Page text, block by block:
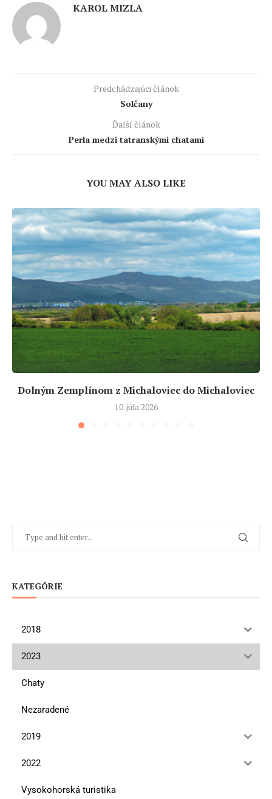
KAROL MIZLA
Predchádzajúci článok
Solčany
Ďalší článok
Perla medzi tatranskými chatami
YOU MAY ALSO LIKE
Dolným Zemplínom z Michaloviec do Michaloviec
10. júla 2026
KATEGÓRIE
2018
2023
Chaty
Nezaradené
2019
2022
Vysokohorská turistika